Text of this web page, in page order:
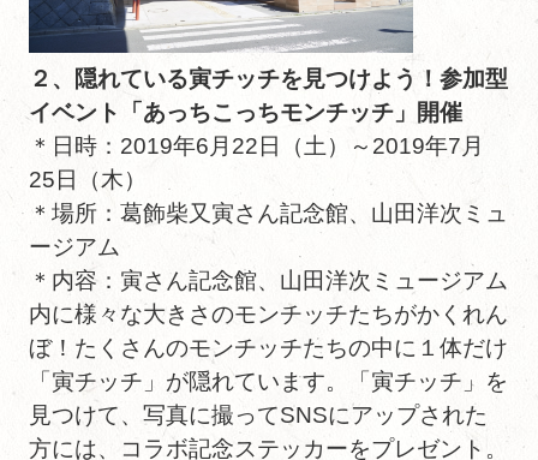
２、隠れている寅チッチを見つけよう！参加型
イベント「あっちこっちモンチッチ」開催
＊日時：2019年6月22日（土）～2019年7月
25日（木）
＊場所：葛飾柴又寅さん記念館、山田洋次ミュ
ージアム
＊内容：寅さん記念館、山田洋次ミュージアム
内に様々な大きさのモンチッチたちがかくれん
ぼ！たくさんのモンチッチたちの中に１体だけ
「寅チッチ」が隠れています。「寅チッチ」を
見つけて、写真に撮ってSNSにアップされた
方には、コラボ記念ステッカーをプレゼント。